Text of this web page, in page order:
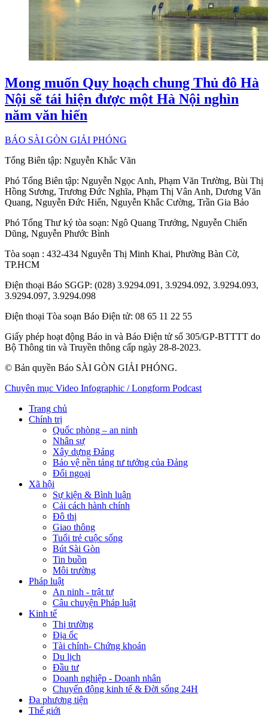
Mong muốn Quy hoạch chung Thủ đô Hà
Nội sẽ tái hiện được một Hà Nội nghìn
năm văn hiến
BÁO SÀI GÒN GIẢI PHÓNG
Tổng Biên tập: Nguyễn Khắc Văn
Phó Tổng Biên tập: Nguyễn Ngọc Anh, Phạm Văn Trường, Bùi Thị
Hồng Sương, Trương Đức Nghĩa, Phạm Thị Vân Anh, Dương Văn
Quang, Nguyễn Đức Hiển, Nguyễn Khắc Cường, Trần Gia Bảo
Phó Tổng Thư ký tòa soạn: Ngô Quang Trưởng, Nguyễn Chiến
Dũng, Nguyễn Phước Bình
Tòa soạn : 432-434 Nguyễn Thị Minh Khai, Phường Bàn Cờ,
TP.HCM
Điện thoại Báo SGGP: (028) 3.9294.091, 3.9294.092, 3.9294.093,
3.9294.097, 3.9294.098
Điện thoại Tòa soạn Báo Điện tử: 08 65 11 22 55
Giấy phép hoạt động Báo in và Báo Điện tử số 305/GP-BTTTT do
Bộ Thông tin và Truyền thông cấp ngày 28-8-2023.
© Bản quyền Báo SÀI GÒN GIẢI PHÓNG.
Chuyên mục Video Infographic / Longform Podcast
Trang chủ
Chính trị
Quốc phòng – an ninh
Nhân sự
Xây dựng Đảng
Bảo vệ nền tảng tư tưởng của Đảng
Đối ngoại
Xã hội
Sự kiện & Bình luận
Cải cách hành chính
Đô thị
Giao thông
Tuổi trẻ cuộc sống
Bút Sài Gòn
Tin buồn
Môi trường
Pháp luật
An ninh - trật tự
Câu chuyện Pháp luật
Kinh tế
Thị trường
Địa ốc
Tài chính- Chứng khoán
Du lịch
Đầu tư
Doanh nghiệp - Doanh nhân
Chuyển động kinh tế & Đời sống 24H
Đa phương tiện
Thế giới